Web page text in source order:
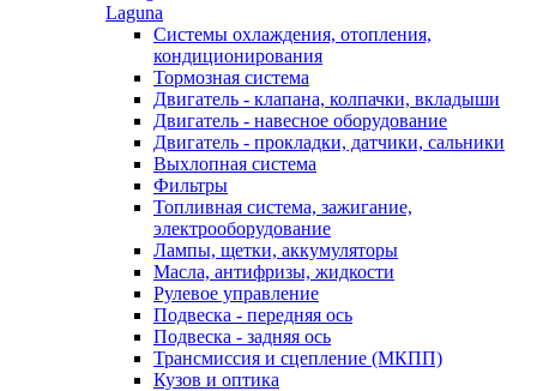
Laguna
Системы охлаждения, отопления,
кондиционирования
Тормозная система
Двигатель - клапана, колпачки, вкладыши
Двигатель - навесное оборудование
Двигатель - прокладки, датчики, сальники
Выхлопная система
Фильтры
Топливная система, зажигание,
электрооборудование
Лампы, щетки, аккумуляторы
Масла, антифризы, жидкости
Рулевое управление
Подвеска - передняя ось
Подвеска - задняя ось
Трансмиссия и сцепление (МКПП)
Кузов и оптика